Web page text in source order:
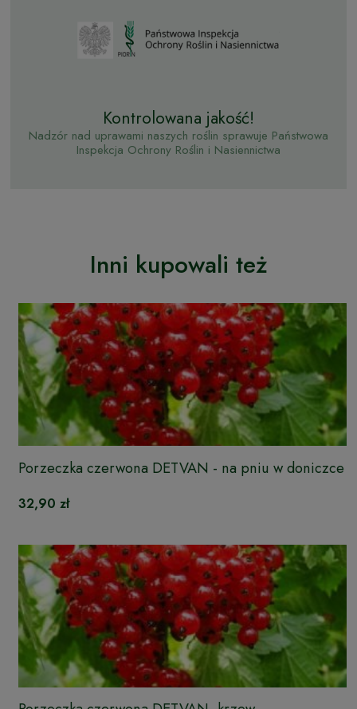
Kontrolowana jakość!
Nadzór nad uprawami naszych roślin sprawuje Państwowa
Inspekcja Ochrony Roślin i Nasiennictwa
Inni kupowali też
Porzeczka czerwona DETVAN - na pniu w doniczce
32,90 zł